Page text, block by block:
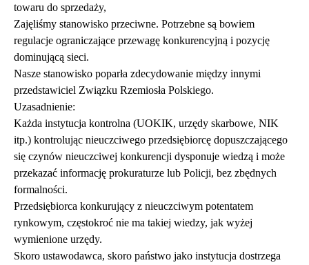
towaru do sprzedaży,
Zajęliśmy stanowisko przeciwne. Potrzebne są bowiem
regulacje ograniczające przewagę konkurencyjną i pozycję
dominującą sieci.
Nasze stanowisko poparła zdecydowanie między innymi
przedstawiciel Związku Rzemiosła Polskiego.
Uzasadnienie:
Każda instytucja kontrolna (UOKIK, urzędy skarbowe, NIK
itp.) kontrolując nieuczciwego przedsiębiorcę dopuszczającego
się czynów nieuczciwej konkurencji dysponuje wiedzą i może
przekazać informację prokuraturze lub Policji, bez zbędnych
formalności.
Przedsiębiorca konkurujący z nieuczciwym potentatem
rynkowym, częstokroć nie ma takiej wiedzy, jak wyżej
wymienione urzędy.
Skoro ustawodawca, skoro państwo jako instytucja dostrzega